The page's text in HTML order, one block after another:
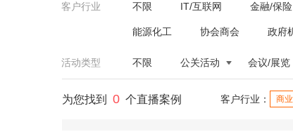
客户行业 不限 IT/互联网 金融/保险
能源化工 协会商会 政府
活动类型 不限 公关活动 会议/展览
为您找到 0 个直播案例 客户行业： 商